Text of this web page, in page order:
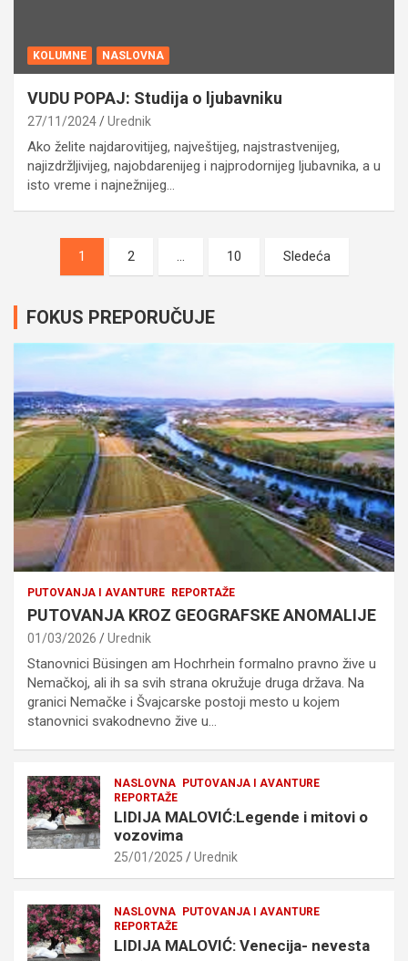
KOLUMNE NASLOVNA
VUDU POPAJ: Studija o ljubavniku
27/11/2024 Urednik
Ako želite najdarovitijeg, najveštijeg, najstrastvenijeg,
najizdržljivijeg, najobdarenijeg i najprodornijeg ljubavnika, a u
isto vreme i najnežnijeg…
pagination
1 2 … 10 Sledeća
FOKUS PREPORUČUJE
PUTOVANJA I AVANTURE REPORTAŽE
PUTOVANJA KROZ GEOGRAFSKE ANOMALIJE
01/03/2026 Urednik
Stanovnici Büsingen am Hochrhein formalno pravno žive u
Nemačkoj, ali ih sa svih strana okružuje druga država. Na
granici Nemačke i Švajcarske postoji mesto u kojem
stanovnici svakodnevno žive u…
NASLOVNA
PUTOVANJA I AVANTURE
REPORTAŽE
LIDIJA MALOVIĆ:Legende i mitovi o
vozovima
25/01/2025 Urednik
NASLOVNA
PUTOVANJA I AVANTURE
REPORTAŽE
LIDIJA MALOVIĆ: Venecija- nevesta